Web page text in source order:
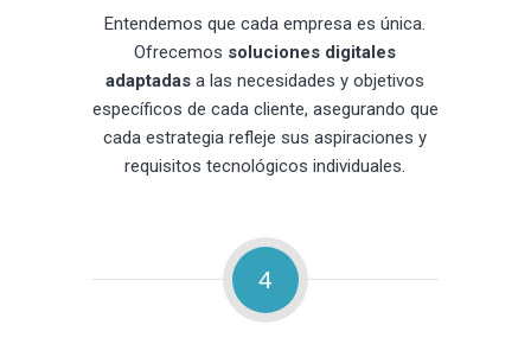
Entendemos que cada empresa es única.
Ofrecemos soluciones digitales
adaptadas a las necesidades y objetivos
específicos de cada cliente, asegurando que
cada estrategia refleje sus aspiraciones y
requisitos tecnológicos individuales.
4